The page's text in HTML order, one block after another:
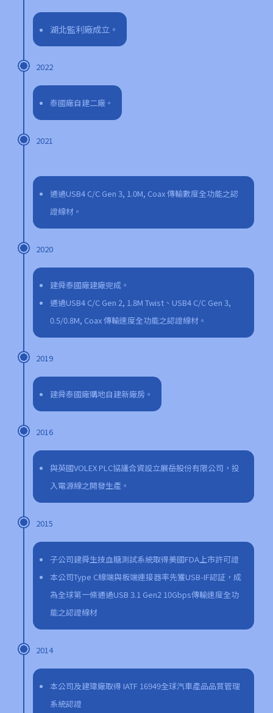
湖北監利廠成立。
2022
泰國廠自建二廠。
2021
通過USB4 C/C Gen 3, 1.0M, Coax 傳輸數度全功能之認
證線材。
2020
建舜泰國廠建廠完成。
通過USB4 C/C Gen 2, 1.8M Twist、USB4 C/C Gen 3,
0.5/0.8M, Coax 傳輸速度全功能之認證線材。
2019
建舜泰國廠購地自建新廠房。
2016
與英國VOLEX PLC協議合資設立展岳股份有限公司，投
入電源線之開發生產。
2015
子公司建舜生技血糖測試系統取得美國FDA上市許可證
本公司Type C線端與板端連接器率先獲USB-IF認証，成
為全球第一條通過USB 3.1 Gen2 10Gbps傳輸速度全功
能之認證線材
2014
本公司及建瑋廠取得 IATF 16949全球汽車產品品質管理
系統認證